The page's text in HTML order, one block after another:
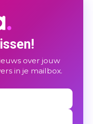
over jouw
in je mailbox.